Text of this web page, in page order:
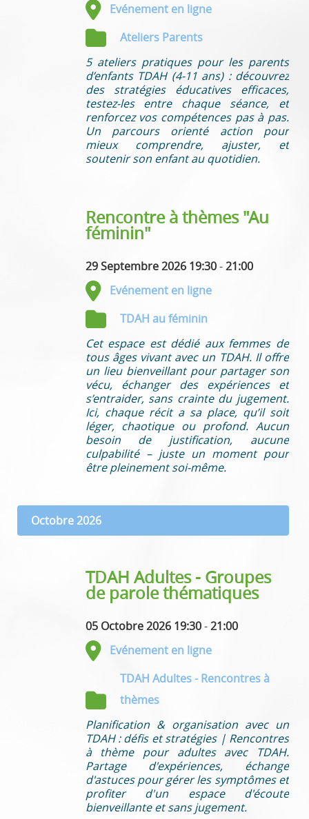
Evénement en ligne
Ateliers Parents
5 ateliers pratiques pour les parents
d’enfants TDAH (4-11 ans) : découvrez
des stratégies éducatives efficaces,
testez-les entre chaque séance, et
renforcez vos compétences pas à pas.
Un parcours orienté action pour
mieux comprendre, ajuster, et
soutenir son enfant au quotidien.
Rencontre à thèmes "Au
féminin"
29 Septembre 2026 19:30 -21:00
Evénement en ligne
TDAH au féminin
Cet espace est dédié aux femmes de
tous âges vivant avec un TDAH. Il offre
un lieu bienveillant pour partager son
vécu, échanger des expériences et
s’entraider, sans crainte du jugement.
Ici, chaque récit a sa place, qu’il soit
léger, chaotique ou profond. Aucun
besoin de justification, aucune
culpabilité – juste un moment pour
être pleinement soi-même.
Octobre 2026
TDAH Adultes - Groupes
de parole thématiques
05 Octobre 2026 19:30 -21:00
Evénement en ligne
TDAH Adultes - Rencontres à
thèmes
Planification & organisation avec un
TDAH : défis et stratégies | Rencontres
à thème pour adultes avec TDAH.
Partage d'expériences, échange
d'astuces pour gérer les symptômes et
profiter d'un espace d'écoute
bienveillante et sans jugement.